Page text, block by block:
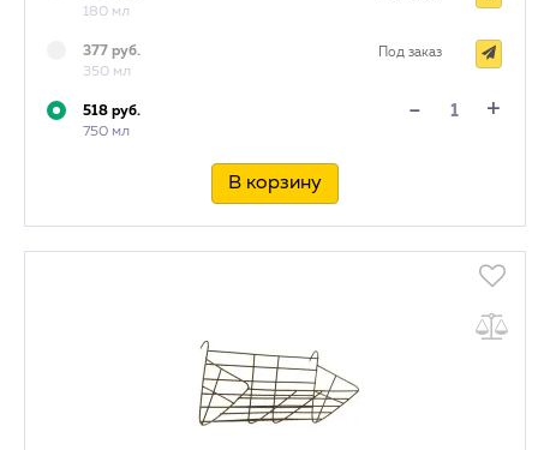
180 мл
377 руб.
350 мл
Под заказ
518 руб.
750 мл
- +
В корзину